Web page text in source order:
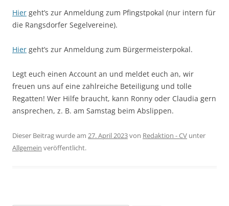
Hier geht’s zur Anmeldung zum Pfingstpokal (nur intern für
die Rangsdorfer Segelvereine).
Hier geht’s zur Anmeldung zum Bürgermeisterpokal.
Legt euch einen Account an und meldet euch an, wir
freuen uns auf eine zahlreiche Beteiligung und tolle
Regatten! Wer Hilfe braucht, kann Ronny oder Claudia gern
ansprechen, z. B. am Samstag beim Abslippen.
Dieser Beitrag wurde am 27. April 2023von Redaktion - CV unter
Allgemein veröffentlicht.